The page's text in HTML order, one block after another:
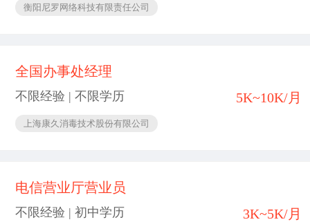
衡阳尼罗网络科技有限责任公司
全国办事处经理
不限经验 | 不限学历
上海康久消毒技术股份有限公司
5K~10K/月
电信营业厅营业员
不限经验 | 初中学历 3K~5K/月